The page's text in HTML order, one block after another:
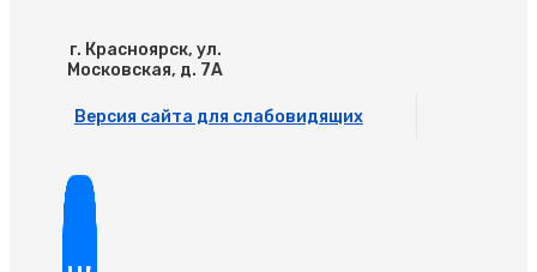
г. Красноярск, ул.
Московская, д. 7А
Версия сайта для слабовидящих